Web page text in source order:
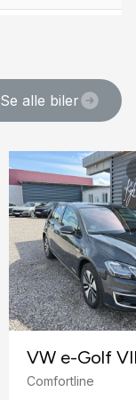
Se alle biler
VW e-Golf
Comfortline